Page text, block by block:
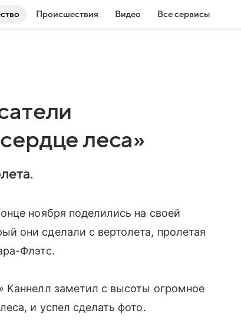
Происшествия Видео Все сервисы
леса»
ноября поделились на своей
они сделали с вертолета, пролетая
Флэтс.
Каннелл заметил с высоты огромное
и успел сделать фото.